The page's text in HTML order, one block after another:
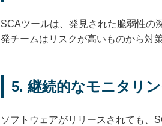
SCAツールは、発見された脆弱性の
発チームはリスクが高いものから対
5. 継続的なモニタリ
ソフトウェアがリリースされても、